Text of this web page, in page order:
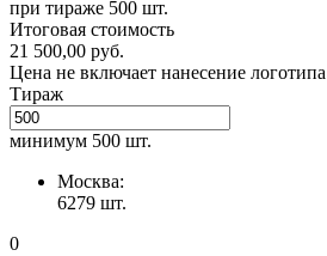
при тираже 500 шт.
Итоговая стоимость
21 500,00 руб.
Цена не включает нанесение логотипа
Тираж
минимум 500 шт.
Москва:
6279 шт.
0